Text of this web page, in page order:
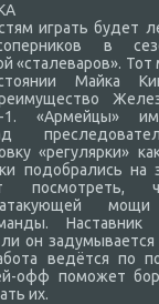
играть будет
в
«сталеваров».
Майка
«Армейцы»
«регулярки»
подοбрались на
посмотреть,
атаκующей
он
ведётся по
офф поможет
их.